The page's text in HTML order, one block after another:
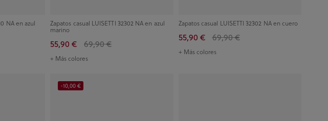
NA en azul Zapatos casual LUISETTI 32302 NA en azul
marino
55,90 € 69,90 €
+ Más colores
Zapatos casual LUISETTI 32302 NA en cuero
55,90 € 69,90 €
+ Más colores
-10,00 €